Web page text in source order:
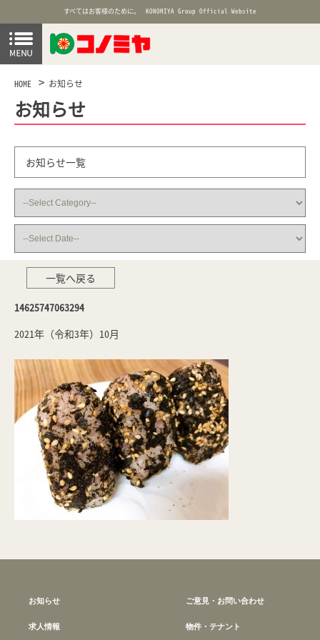
すべてはお客様のために。 KONOMIYA Group Official Website
HOME お知らせ
お知らせ
お知らせ一覧
一覧へ戻る
14625747063294
2021年（令和3年）10月
お知らせ
求人情報
ご意見・お問い合わせ
物件・テナント